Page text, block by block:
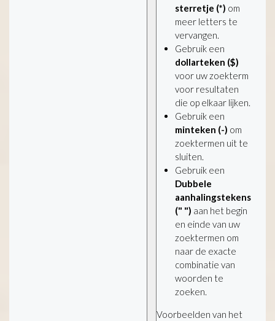
sterretje (*) om
meer letters te
vervangen.
Gebruik een
dollarteken ($)
voor uw zoekterm
voor resultaten
die op elkaar lijken.
Gebruik een
minteken (-) om
zoektermen uit te
sluiten.
Gebruik een
Dubbele
aanhalingstekens
(" ") aan het begin
en einde van uw
zoektermen om
naar de exacte
combinatie van
woorden te
zoeken.
Voorbeelden van het